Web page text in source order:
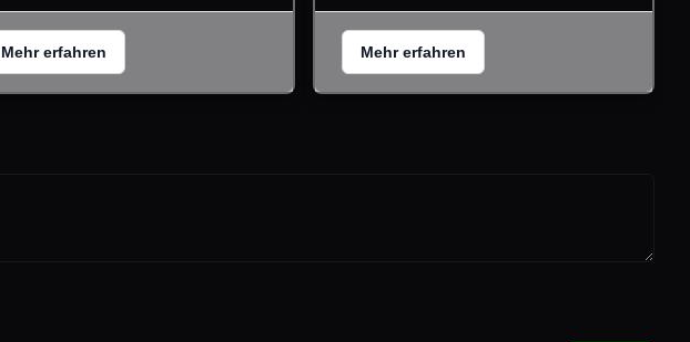
Mehr erfahren Mehr erfahren